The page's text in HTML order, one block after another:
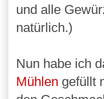
und alle
natürlich.)
Nun habe ich
Mühlen gefüllt